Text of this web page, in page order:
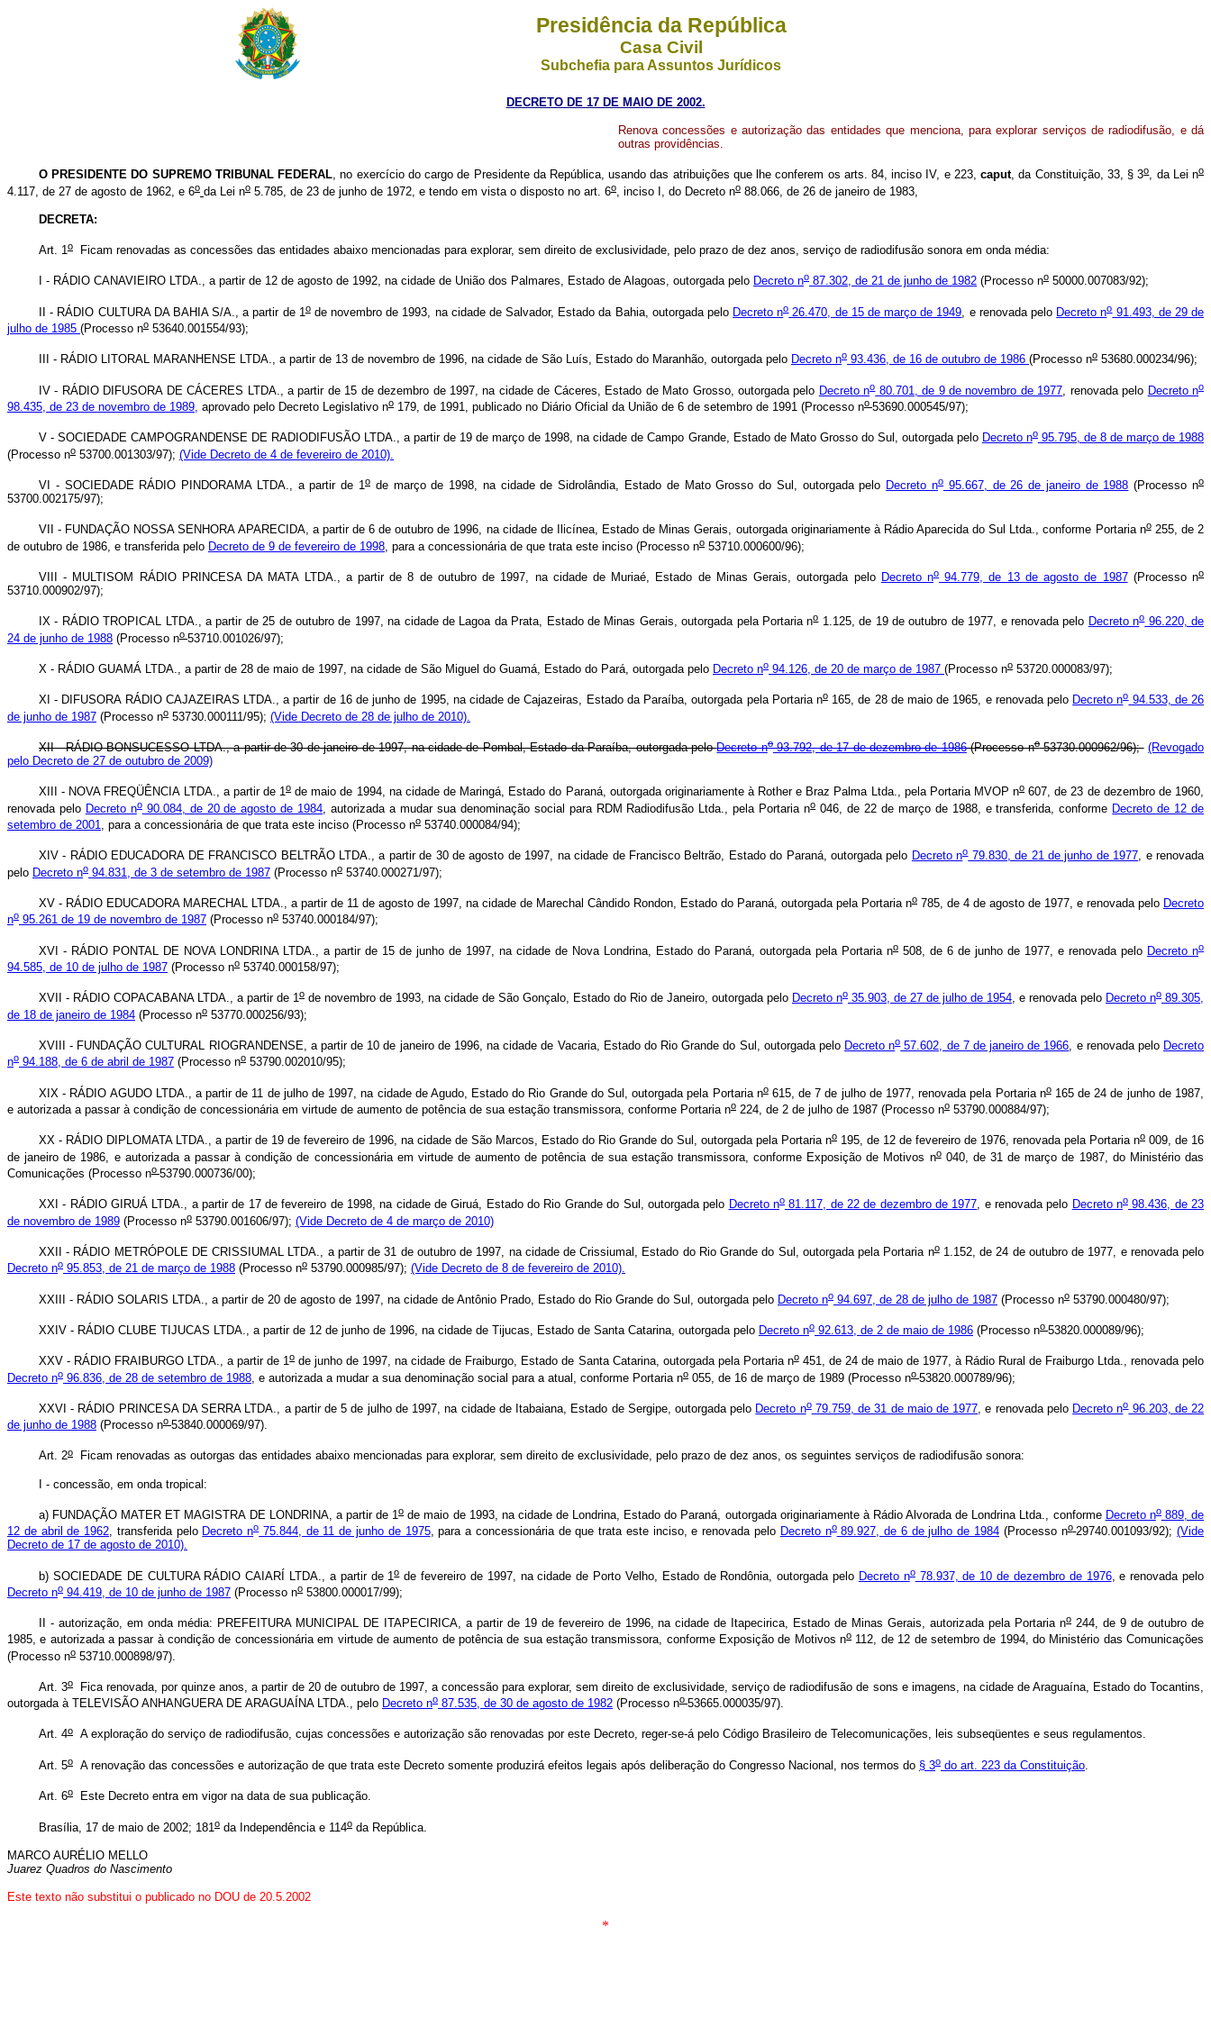
Presidência da República
Casa Civil
Subchefia para Assuntos Jurídicos
DECRETO DE 17 DE MAIO DE 2002.
Renova concessões e autorização das entidades que menciona, para explorar serviços de radiodifusão, e dá
outras providências.
O PRESIDENTE DO SUPREMO TRIBUNAL FEDERAL, no exercício do cargo de Presidente da República, usando das atribuições que lhe conferem os arts. 84, inciso IV, e 223,caput, da Constituição, 33, § 3o, da Lei no
4.117, de 27 de agosto de 1962, e 6o da Lei no 5.785, de 23 de junho de 1972, e tendo em vista o disposto no art. 6o , inciso I, do Decreto no 88.066, de 26 de janeiro de 1983,
DECRETA:
Art. 1 o Ficam renovadas as concessões das entidades abaixo mencionadas para explorar, sem direito de exclusividade, pelo prazo de dez anos, serviço de radiodifusão sonora em onda média:
I - RÁDIO CANAVIEIRO LTDA., a partir de 12 de agosto de 1992, na cidade de União dos Palmares, Estado de Alagoas, outorgada pelo Decreto no 87.302, de 21 de junho de 1982 (Processo no 50000.007083/92);
II - RÁDIO CULTURA DA BAHIA S/A., a partir de 1ode novembro de 1993, na cidade de Salvador, Estado da Bahia, outorgada pelo Decreto no26.470, de 15 de março de 1949 , e renovada pelo Decreto no91.493, de 29 de
julho de 1985 (Processo no 53640.001554/93);
III - RÁDIO LITORAL MARANHENSE LTDA., a partir de 13 de novembro de 1996, na cidade de São Luís, Estado do Maranhão, outorgada pelo Decreto no 93.436, de 16 de outubro de 1986 (Processo no 53680.000234/96);
IV - RÁDIO DIFUSORA DE CÁCERES LTDA., a partir de 15 de dezembro de 1997, na cidade de Cáceres, Estado de Mato Grosso, outorgada pelo Decreto no80.701, de 9 de novembro de 1977 , renovada pelo Decreto no
98.435, de 23 de novembro de 1989, aprovado pelo Decreto Legislativo no 179, de 1991, publicado no Diário Oficial da União de 6 de setembro de 1991 (Processo no 53690.000545/97);
V - SOCIEDADE CAMPOGRANDENSE DE RADIODIFUSÃO LTDA., a partir de 19 de março de 1998, na cidade de Campo Grande, Estado de Mato Grosso do Sul, outorgada pelo Decreto no95.795, de 8 de março de 1988
(Processo no 53700.001303/97); (Vide Decreto de 4 de fevereiro de 2010).
VI - SOCIEDADE RÁDIO PINDORAMA LTDA., a partir de 1 o de março de 1998, na cidade de Sidrolândia, Estado de Mato Grosso do Sul, outorgada pelo Decreto no 95.667, de 26 de janeiro de 1988 (Processo no
53700.002175/97);
VII - FUNDAÇÃO NOSSA SENHORA APARECIDA, a partir de 6 de outubro de 1996, na cidade de Ilicínea, Estado de Minas Gerais, outorgada originariamente à Rádio Aparecida do Sul Ltda., conforme Portaria no255, de 2
de outubro de 1986, e transferida pelo Decreto de 9 de fevereiro de 1998 , para a concessionária de que trata este inciso (Processo no 53710.000600/96);
VIII - MULTISOM RÁDIO PRINCESA DA MATA LTDA., a partir de 8 de outubro de 1997, na cidade de Muriaé, Estado de Minas Gerais, outorgada pelo Decreto no 94.779, de 13 de agosto de 1987(Processo no
53710.000902/97);
IX - RÁDIO TROPICAL LTDA., a partir de 25 de outubro de 1997, na cidade de Lagoa da Prata, Estado de Minas Gerais, outorgada pela Portaria no1.125, de 19 de outubro de 1977, e renovada pelo Decreto no96.220, de
24 de junho de 1988 (Processo no 53710.001026/97);
X - RÁDIO GUAMÁ LTDA., a partir de 28 de maio de 1997, na cidade de São Miguel do Guamá, Estado do Pará, outorgada pelo Decreto no 94.126, de 20 de março de 1987 (Processo no 53720.000083/97);
XI - DIFUSORA RÁDIO CAJAZEIRAS LTDA., a partir de 16 de junho de 1995, na cidade de Cajazeiras, Estado da Paraíba, outorgada pela Portaria no165, de 28 de maio de 1965, e renovada pelo Decreto no94.533, de 26
de junho de 1987 (Processo no 53730.000111/95); (Vide Decreto de 28 de julho de 2010).
XII - RÁDIO BONSUCESSO LTDA., a partir de 30 de janeiro de 1997, na cidade de Pombal, Estado da Paraíba, outorgada peloDecreto no93.792, de 17 de dezembro de 1986(Processo no53730.000962/96); (Revogado
pelo Decreto de 27 de outubro de 2009)
XIII - NOVA FREQÜÊNCIA LTDA., a partir de 1o de maio de 1994, na cidade de Maringá, Estado do Paraná, outorgada originariamente à Rother e Braz Palma Ltda., pela Portaria MVOP no 607, de 23 de dezembro de 1960,
renovada pelo Decreto no90.084, de 20 de agosto de 1984 , autorizada a mudar sua denominação social para RDM Radiodifusão Ltda., pela Portaria no046, de 22 de março de 1988, e transferida, conforme Decreto de 12 de
setembro de 2001
, para a concessionária de que trata este inciso (Processo no 53740.000084/94);
XIV - RÁDIO EDUCADORA DE FRANCISCO BELTRÃO LTDA., a partir de 30 de agosto de 1997, na cidade de Francisco Beltrão, Estado do Paraná, outorgada pelo Decreto no79.830, de 21 de junho de 1977, e renovada
pelo Decreto no 94.831, de 3 de setembro de 1987 (Processo no 53740.000271/97);
XV - RÁDIO EDUCADORA MARECHAL LTDA., a partir de 11 de agosto de 1997, na cidade de Marechal Cândido Rondon, Estado do Paraná, outorgada pela Portaria no 785, de 4 de agosto de 1977, e renovada pelo Decreto
no 95.261 de 19 de novembro de 1987 (Processo no 53740.000184/97);
XVI - RÁDIO PONTAL DE NOVA LONDRINA LTDA., a partir de 15 de junho de 1997, na cidade de Nova Londrina, Estado do Paraná, outorgada pela Portaria no 508, de 6 de junho de 1977, e renovada pelo Decreto no
94.585, de 10 de julho de 1987 (Processo no 53740.000158/97);
XVII - RÁDIO COPACABANA LTDA., a partir de 1o de novembro de 1993, na cidade de São Gonçalo, Estado do Rio de Janeiro, outorgada pelo Decreto no 35.903, de 27 de julho de 1954, e renovada pelo Decreto no 89.305,
de 18 de janeiro de 1984 (Processo no 53770.000256/93);
XVIII - FUNDAÇÃO CULTURAL RIOGRANDENSE, a partir de 10 de janeiro de 1996, na cidade de Vacaria, Estado do Rio Grande do Sul, outorgada pelo Decreto no57.602, de 7 de janeiro de 1966 , e renovada pelo Decreto
no 94.188, de 6 de abril de 1987 (Processo no 53790.002010/95);
XIX - RÁDIO AGUDO LTDA., a partir de 11 de julho de 1997, na cidade de Agudo, Estado do Rio Grande do Sul, outorgada pela Portaria no615, de 7 de julho de 1977, renovada pela Portaria no165 de 24 de junho de 1987,
e autorizada a passar à condição de concessionária em virtude de aumento de potência de sua estação transmissora, conforme Portaria no 224, de 2 de julho de 1987 (Processo no 53790.000884/97);
XX - RÁDIO DIPLOMATA LTDA., a partir de 19 de fevereiro de 1996, na cidade de São Marcos, Estado do Rio Grande do Sul, outorgada pela Portaria no 195, de 12 de fevereiro de 1976, renovada pela Portaria no 009, de 16
de janeiro de 1986, e autorizada a passar à condição de concessionária em virtude de aumento de potência de sua estação transmissora, conforme Exposição de Motivos no040, de 31 de março de 1987, do Ministério das
Comunicações (Processo no 53790.000736/00);
XXI - RÁDIO GIRUÁ LTDA., a partir de 17 de fevereiro de 1998, na cidade de Giruá, Estado do Rio Grande do Sul, outorgada pelo Decreto no81.117, de 22 de dezembro de 1977, e renovada pelo Decreto no 98.436, de 23
de novembro de 1989 (Processo no 53790.001606/97); (Vide Decreto de 4 de março de 2010)
XXII - RÁDIO METRÓPOLE DE CRISSIUMAL LTDA., a partir de 31 de outubro de 1997, na cidade de Crissiumal, Estado do Rio Grande do Sul, outorgada pela Portaria no1.152, de 24 de outubro de 1977, e renovada pelo
Decreto no 95.853, de 21 de março de 1988 (Processo no 53790.000985/97); (Vide Decreto de 8 de fevereiro de 2010).
XXIII - RÁDIO SOLARIS LTDA., a partir de 20 de agosto de 1997, na cidade de Antônio Prado, Estado do Rio Grande do Sul, outorgada pelo Decreto no 94.697, de 28 de julho de 1987 (Processo no 53790.000480/97);
XXIV - RÁDIO CLUBE TIJUCAS LTDA., a partir de 12 de junho de 1996, na cidade de Tijucas, Estado de Santa Catarina, outorgada pelo Decreto no 92.613, de 2 de maio de 1986 (Processo no 53820.000089/96);
XXV - RÁDIO FRAIBURGO LTDA., a partir de 1ode junho de 1997, na cidade de Fraiburgo, Estado de Santa Catarina, outorgada pela Portaria no451, de 24 de maio de 1977, à Rádio Rural de Fraiburgo Ltda., renovada pelo
Decreto no 96.836, de 28 de setembro de 1988 , e autorizada a mudar a sua denominação social para a atual, conforme Portaria no 055, de 16 de março de 1989 (Processo no 53820.000789/96);
XXVI - RÁDIO PRINCESA DA SERRA LTDA., a partir de 5 de julho de 1997, na cidade de Itabaiana, Estado de Sergipe, outorgada pelo Decreto no79.759, de 31 de maio de 1977 , e renovada pelo Decreto no96.203, de 22
de junho de 1988 (Processo no 53840.000069/97).
Art. 2o Ficam renovadas as outorgas das entidades abaixo mencionadas para explorar, sem direito de exclusividade, pelo prazo de dez anos, os seguintes serviços de radiodifusão sonora:
I - concessão, em onda tropical:
a) FUNDAÇÃO MATER ET MAGISTRA DE LONDRINA, a partir de 1ode maio de 1993, na cidade de Londrina, Estado do Paraná, outorgada originariamente à Rádio Alvorada de Londrina Ltda., conforme Decreto no889, de
12 de abril de 1962, transferida pelo Decreto no75.844, de 11 de junho de 1975, para a concessionária de que trata este inciso, e renovada pelo Decreto no89.927, de 6 de julho de 1984(Processo no 29740.001093/92);(Vide
Decreto de 17 de agosto de 2010).
b) SOCIEDADE DE CULTURA RÁDIO CAIARÍ LTDA., a partir de 1ode fevereiro de 1997, na cidade de Porto Velho, Estado de Rondônia, outorgada pelo Decreto no78.937, de 10 de dezembro de 1976, e renovada pelo
Decreto no 94.419, de 10 de junho de 1987 (Processo no 53800.000017/99);
II - autorização, em onda média: PREFEITURA MUNICIPAL DE ITAPECIRICA, a partir de 19 de fevereiro de 1996, na cidade de Itapecirica, Estado de Minas Gerais, autorizada pela Portaria no244, de 9 de outubro de
1985, e autorizada a passar à condição de concessionária em virtude de aumento de potência de sua estação transmissora, conforme Exposição de Motivos no112, de 12 de setembro de 1994, do Ministério das Comunicações
(Processo no 53710.000898/97).
Art. 3o
Fica renovada, por quinze anos, a partir de 20 de outubro de 1997, a concessão para explorar, sem direito de exclusividade, serviço de radiodifusão de sons e imagens, na cidade de Araguaína, Estado do Tocantins,
outorgada à TELEVISÃO ANHANGUERA DE ARAGUAÍNA LTDA., pelo Decreto no 87.535, de 30 de agosto de 1982 (Processo no 53665.000035/97).
Art. 4o A exploração do serviço de radiodifusão, cujas concessões e autorização são renovadas por este Decreto, reger-se-á pelo Código Brasileiro de Telecomunicações, leis subseqüentes e seus regulamentos.
Art. 5o A renovação das concessões e autorização de que trata este Decreto somente produzirá efeitos legais após deliberação do Congresso Nacional, nos termos do § 3o do art. 223 da Constituição.
Art. 6o Este Decreto entra em vigor na data de sua publicação.
Brasília, 17 de maio de 2002; 181 o da Independência e 114o da República.
MARCO AURÉLIO MELLO
Juarez Quadros do Nascimento
Este texto não substitui o publicado no DOU de 20.5.2002
*